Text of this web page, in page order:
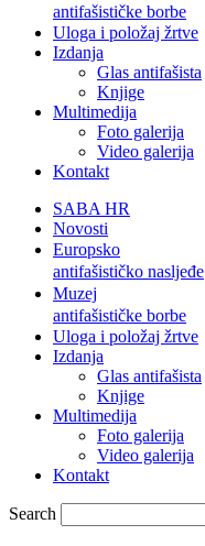
antifašističke borbe
Uloga i položaj žrtve
Izdanja
Glas antifašista
Knjige
Multimedija
Foto galerija
Video galerija
Kontakt
SABA HR
Novosti
Europsko
antifašističko nasljeđe
Muzej
antifašističke borbe
Uloga i položaj žrtve
Izdanja
Glas antifašista
Knjige
Multimedija
Foto galerija
Video galerija
Kontakt
Search